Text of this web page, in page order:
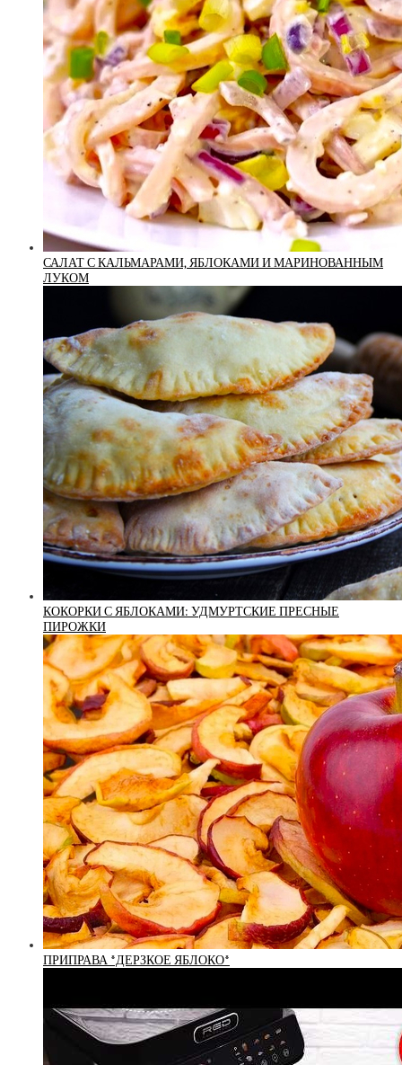
САЛАТ С КАЛЬМАРАМИ, ЯБЛОКАМИ И МАРИНОВАННЫМ
ЛУКОМ
КОКОРКИ С ЯБЛОКАМИ: УДМУРТСКИЕ ПРЕСНЫЕ
ПИРОЖКИ
ПРИПРАВА *ДЕРЗКОЕ ЯБЛОКО*